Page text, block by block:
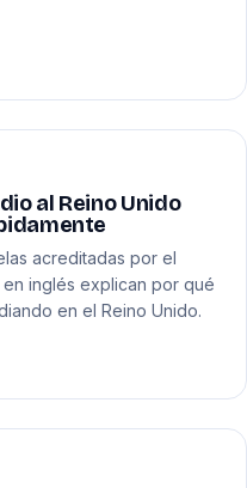
al Reino Unido
acreditadas por el
inglés explican por qué
en el Reino Unido.